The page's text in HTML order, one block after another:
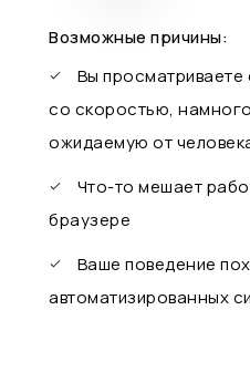
Возможные причины:
Вы просматриваете
со скоростью,
ожидаемую от
Что-то мешает
браузере
Ваше поведение
автоматизированных